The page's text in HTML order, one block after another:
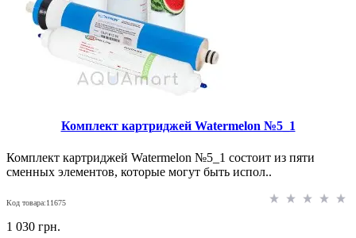
Комплект картриджей Watermelon №5_1
Комплект картриджей Watermelon №5_1 состоит из пяти
сменных элементов, которые могут быть испол..
Код товара:11675
1 030 грн.